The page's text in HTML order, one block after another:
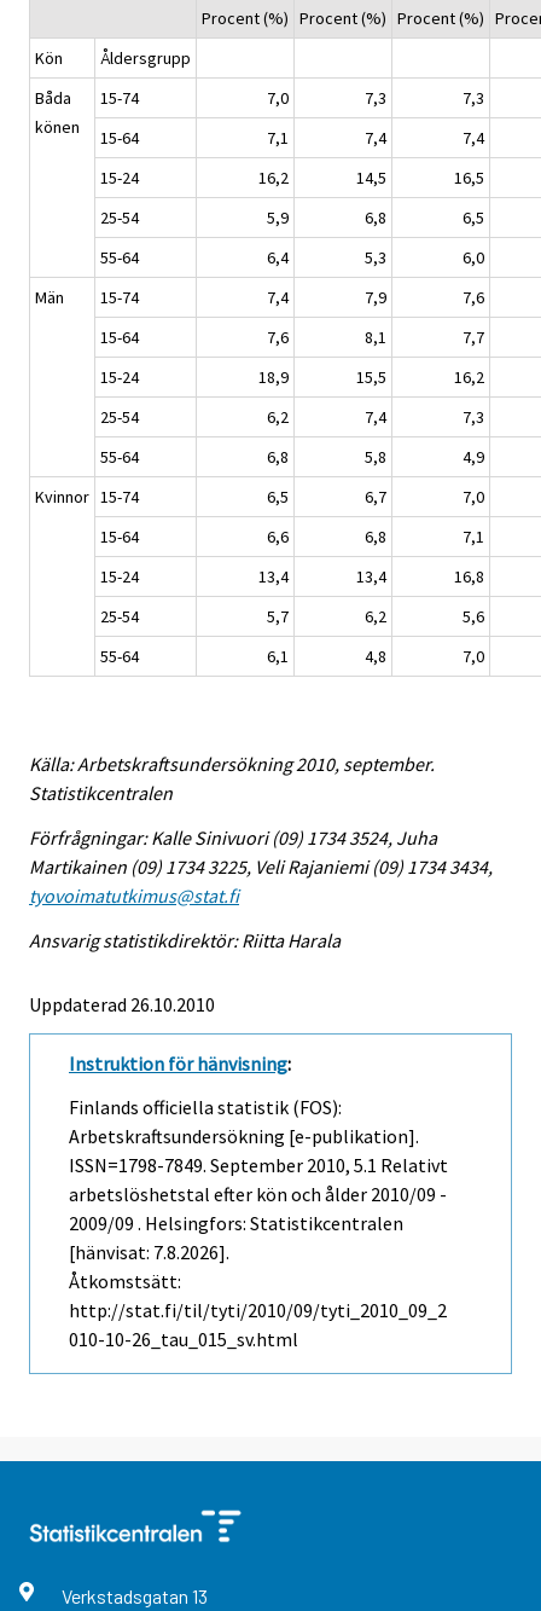
Procent (%) Procent (%) Procent (%)
Kön
Åldersgrupp
Båda
könen
15-74 7,0 7,3
7,3
15-64
7,1 7,4
7,4
15-24
16,2 14,5
16,5
25-54
5,9 6,8
6,5
55-64
6,4 5,3
6,0
Män
15-74 7,4 7,9
7,6
15-64
7,6 8,1
7,7
15-24
18,9 15,5
16,2
25-54
6,2 7,4
7,3
55-64
6,8 5,8
4,9
Kvinnor 15-74 6,5 6,7
7,0
15-64
6,6 6,8
7,1
15-24
13,4 13,4
16,8
25-54
5,7 6,2
5,6
55-64
6,1 4,8 7,0
Källa: Arbetskraftsundersökning 2010, september.
Statistikcentralen
Förfrågningar: Kalle Sinivuori (09) 1734 3524, Juha
Martikainen (09) 1734 3225, Veli Rajaniemi (09) 1734 3434,
tyovoimatutkimus@stat.fi
Ansvarig statistikdirektör: Riitta Harala
Uppdaterad 26.10.2010
Instruktion för hänvisning:
Finlands officiella statistik (FOS):
Arbetskraftsundersökning [e-publikation].
ISSN=1798-7849. September 2010, 5.1 Relativt
arbetslöshetstal efter kön och ålder 2010/09 -
2009/09 . Helsingfors: Statistikcentralen
[hänvisat: 7.8.2026].
Åtkomstsätt:
http://stat.fi/til/tyti/2010/09/tyti_2010_09_2
010-10-26_tau_015_sv.html
Verkstadsgatan 13